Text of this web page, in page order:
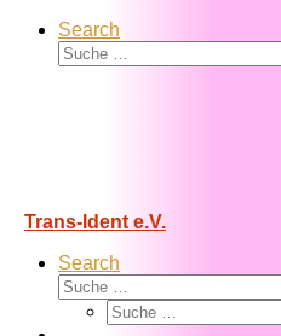
Search
Suche
Trans-Ident e.V.
Search
Suche
Suche